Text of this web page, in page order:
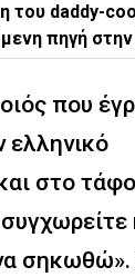
του daddy-
πηγή
που
ελληνικό
στο